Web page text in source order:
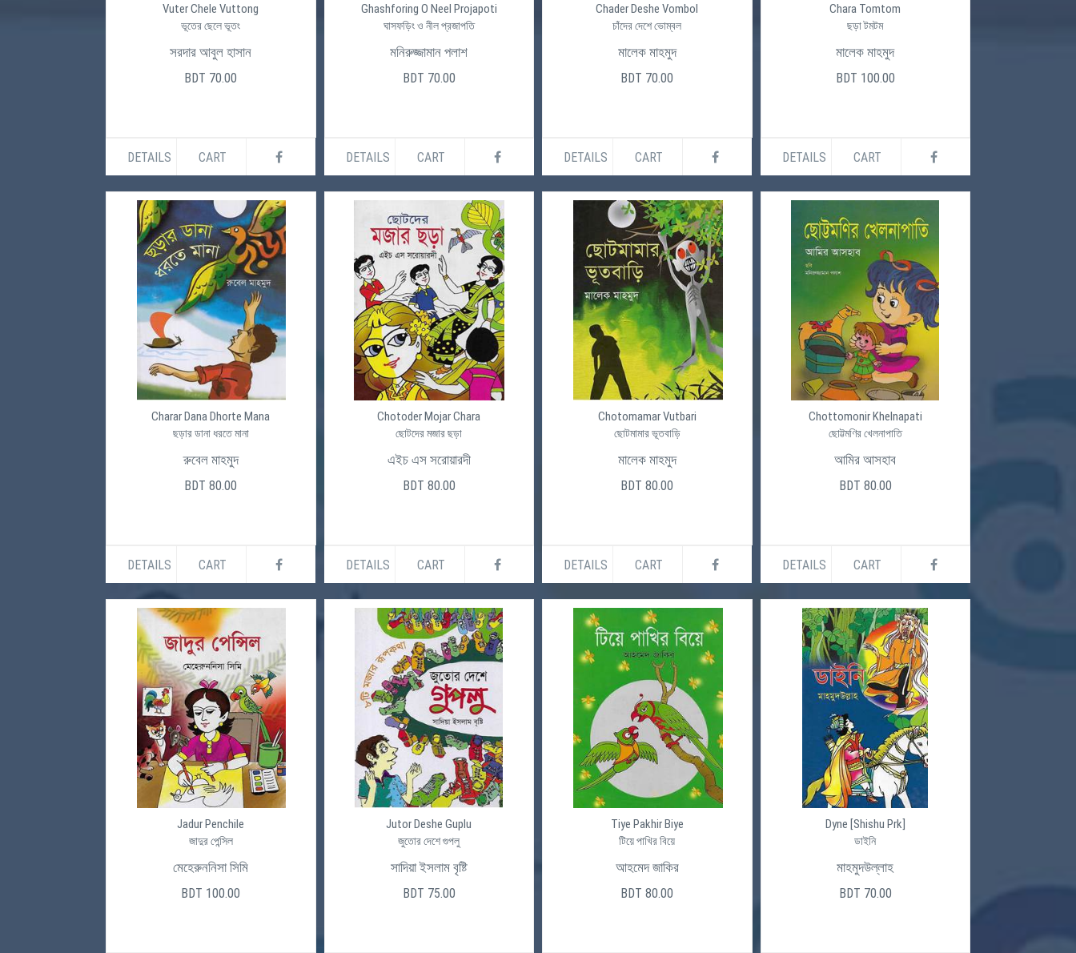
Vuter Chele Vuttong
ভূতের ছেলে ভূতং
সরদার আবুল হাসান
BDT 70.00
DETAILS CART
Ghashforing O Neel Projapoti
ঘাসফড়িং ও নীল প্রজাপতি
মনিরুজ্জামান পলাশ
BDT 70.00
DETAILS CART
Chader Deshe Vombol
চাঁদের দেশে ভোম্বল
মালেক মাহমুদ
BDT 70.00
DETAILS CART
Chara Tomtom
ছড়া টমটম
মালেক মাহমুদ
BDT 100.00
DETAILS CART
Charar Dana Dhorte Mana
ছড়ার ডানা ধরতে মানা
রুবেল মাহমুদ
BDT 80.00
DETAILS CART
Chotoder Mojar Chara
ছোটদের মজার ছড়া
এইচ এস সরোয়ারদী
BDT 80.00
DETAILS CART
Chotomamar Vutbari
ছোটমামার ভূতবাড়ি
মালেক মাহমুদ
BDT 80.00
DETAILS CART
Chottomonir Khelnapati
ছোট্টমণির খেলনাপাতি
আমির আসহাব
BDT 80.00
DETAILS CART
Jadur Penchile
জাদুর পেন্সিল
মেহেরুননিসা সিমি
BDT 100.00
Jutor Deshe Guplu
জুতোর দেশে গুপলু
সাদিয়া ইসলাম বৃষ্টি
BDT 75.00
Tiye Pakhir Biye
টিয়ে পাখির বিয়ে
আহমেদ জাকির
BDT 80.00
Dyne [Shishu Prk]
ডাইনি
মাহমুদউল্লাহ
BDT 70.00